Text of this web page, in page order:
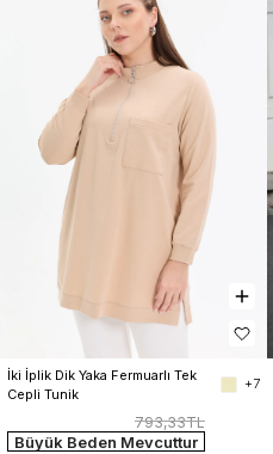
İki İplik Dik Yaka Fermuarlı Tek
Cepli Tunik
+7
793,33TL
Büyük Beden Mevcuttur